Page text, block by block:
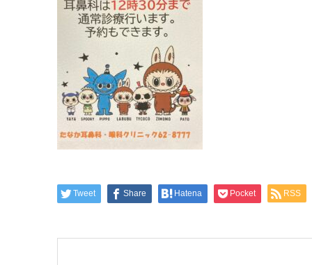
Tweet Share Hatena Pocket RSS